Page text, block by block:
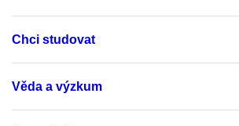
Chci studovat
Věda a výzkum